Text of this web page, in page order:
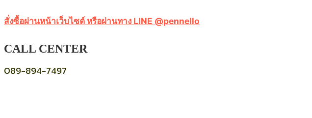
สั่งซื้อผ่านหน้าเว็บไซต์ หรือผ่านทาง LINE @pennello
CALL CENTER
089-894-7497